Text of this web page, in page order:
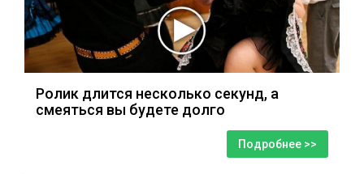
Ролик длится несколько секунд, а
смеяться вы будете долго
Подробнее >>